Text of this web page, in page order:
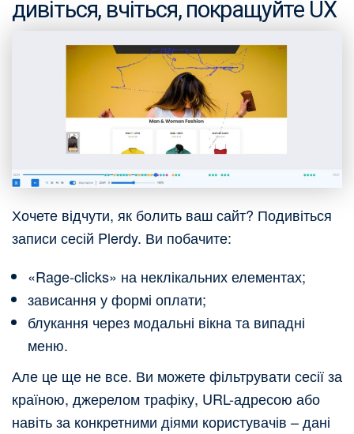
дивіться, вчіться, покращуйте UX
Хочете відчути, як болить ваш сайт? Подивіться
записи сесій Plerdy. Ви побачите:
«Rage‑clicks» на неклікальних елементах;
зависання у формі оплати;
блукання через модальні вікна та випадні
меню.
Але це ще не все. Ви можете фільтрувати сесії за
країною, джерелом трафіку, URL-адресою або
навіть за конкретними діями користувачів – дані